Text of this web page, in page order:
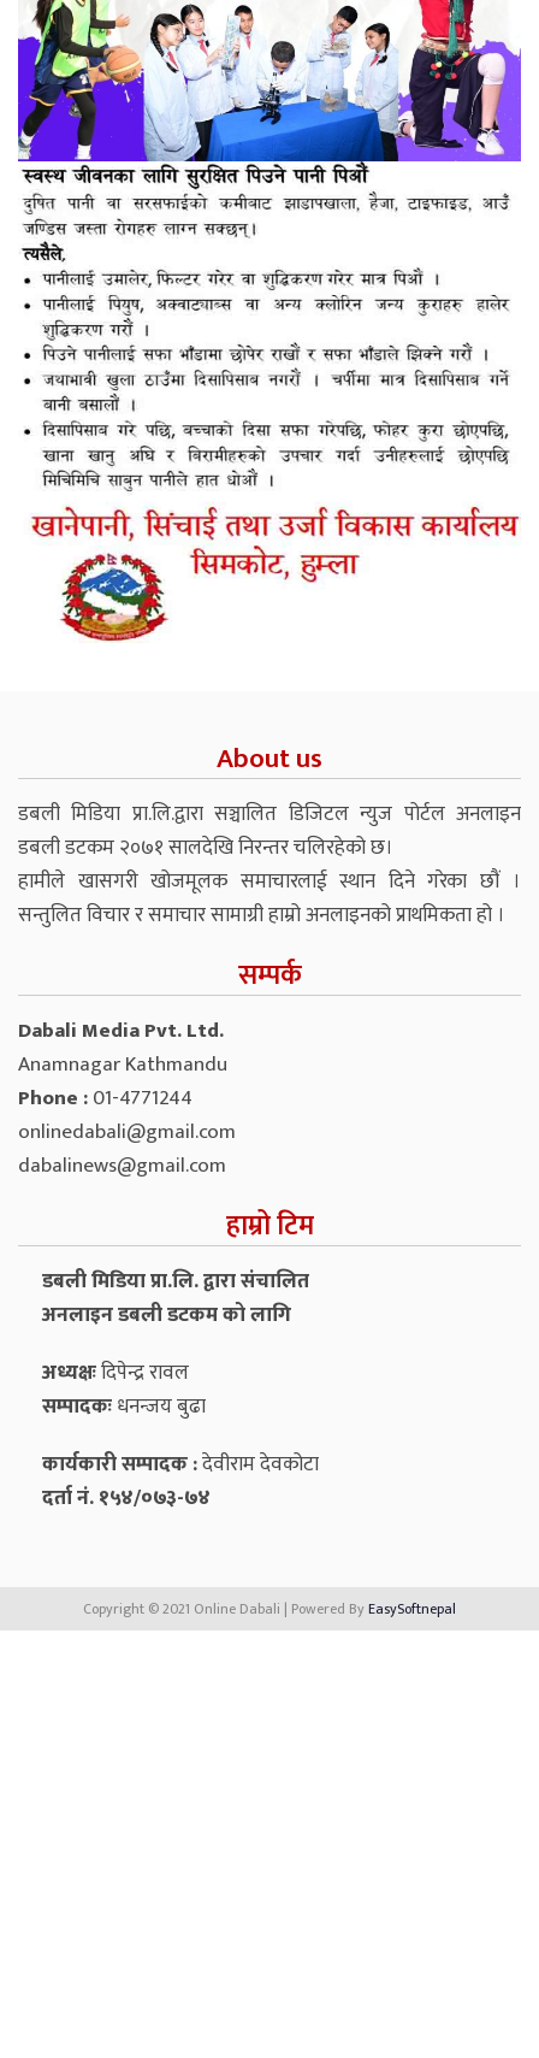
About us
डबली मिडिया प्रा.लि.द्वारा सञ्चालित डिजिटल न्युज पोर्टल अनलाइन
डबली डटकम २०७१ सालदेखि निरन्तर चलिरहेको छ।
हामीले खासगरी खोजमूलक समाचारलाई स्थान दिने गरेका छौं ।
सन्तुलित विचार र समाचार सामाग्री हाम्रो अनलाइनको प्राथमिकता हो ।
सम्पर्क
Dabali Media Pvt. Ltd.
Anamnagar Kathmandu
Phone :01-4771244
onlinedabali@gmail.com
dabalinews@gmail.com
हाम्रो टिम
डबली मिडिया प्रा.लि. द्वारा संचालित
अनलाइन डबली डटकम को लागि
अध्यक्षःदिपेन्द्र रावल
सम्पादकःधनन्‍जय बुढा
कार्यकारी सम्पादक :देवीराम देवकोटा
दर्ता नं. १५४/०७३-७४
Copyright © 2021 Online Dabali | Powered ByEasySoftnepal